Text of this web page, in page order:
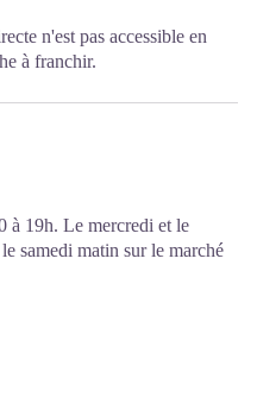
n'est pas accessible en
à franchir.
à 19h. Le mercredi et le
samedi matin sur le marché